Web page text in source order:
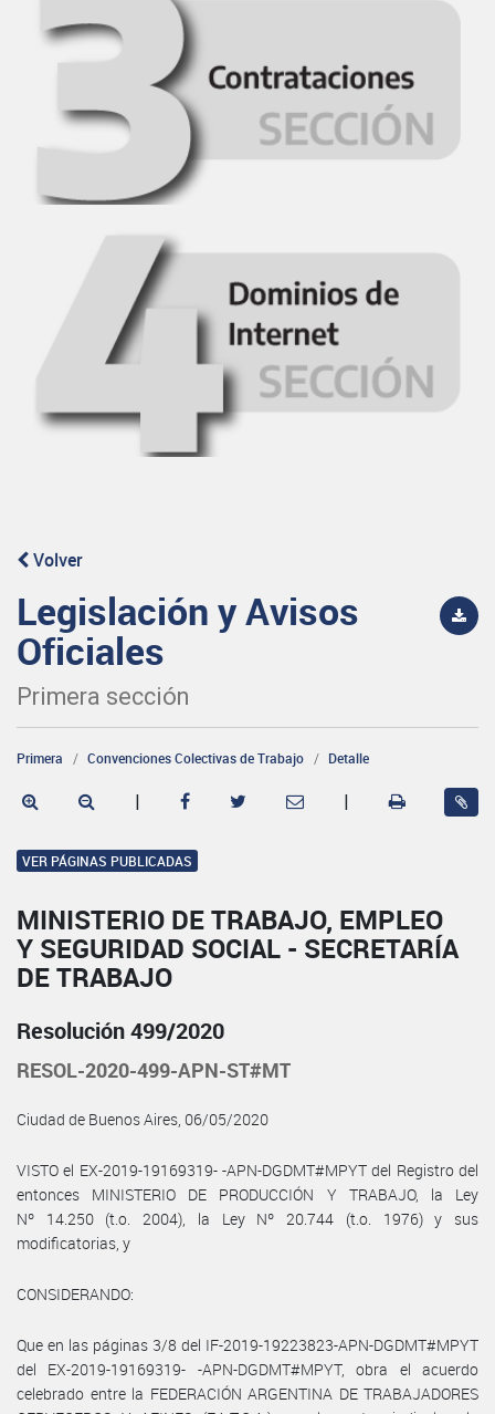
Volver
Legislación y Avisos
Oficiales
Primera sección
Primera Convenciones Colectivas de Trabajo Detalle
| |
VER PÁGINAS PUBLICADAS
MINISTERIO DE TRABAJO, EMPLEO
Y SEGURIDAD SOCIAL - SECRETARÍA
DE TRABAJO
Resolución 499/2020
RESOL-2020-499-APN-ST#MT
Ciudad de Buenos Aires, 06/05/2020
VISTO el EX-2019-19169319- -APN-DGDMT#MPYT del Registro del
entonces MINISTERIO DE PRODUCCIÓN Y TRABAJO, la Ley
Nº 14.250 (t.o. 2004), la Ley Nº 20.744 (t.o. 1976) y sus
modificatorias, y
CONSIDERANDO:
Que en las páginas 3/8 del IF-2019-19223823-APN-DGDMT#MPYT
del EX-2019-19169319- -APN-DGDMT#MPYT, obra el acuerdo
celebrado entre la FEDERACIÓN ARGENTINA DE TRABAJADORES